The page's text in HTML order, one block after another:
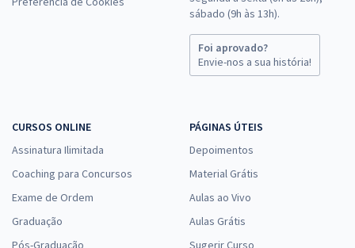
sábado (9h às 13h).
Foi aprovado?
Envie-nos a sua história!
CURSOS ONLINE
Assinatura Ilimitada
Coaching para Concursos
Exame de Ordem
Graduação
Pós-Graduação
PÁGINAS ÚTEIS
Depoimentos
Material Grátis
Aulas ao Vivo
Aulas Grátis
Sugerir Curso